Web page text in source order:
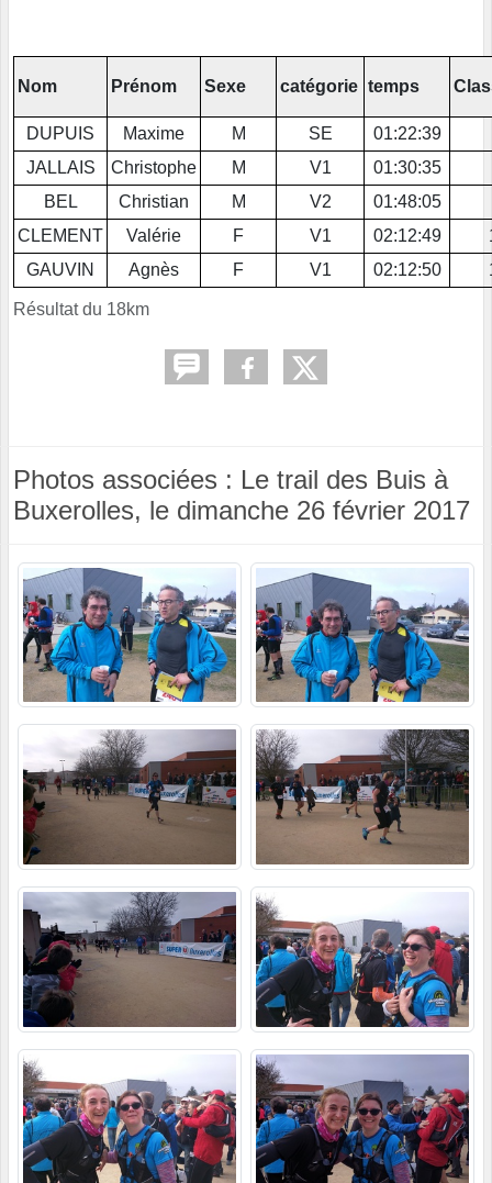
Résultat du 18km
Nom Prénom Sexe catégorie temps
DUPUIS Maxime M SE
01:22:39
JALLAIS
Christophe M V1
01:30:35
BEL
Christian M V2
01:48:05
CLEMENT
Valérie F V1 02:12:49
GAUVIN
Agnès F V1 02:12:50
Photos associées : Le trail des Buis à
Buxerolles, le dimanche 26 février 2017